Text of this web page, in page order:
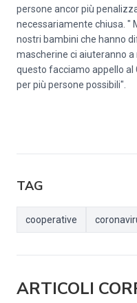
persone ancor più
necessariamente chiusa. "
nostri bambini che hanno
mascherine ci aiuteranno
questo facciamo appello al
per più persone possibili".
TAG
cooperative
ARTICOLI